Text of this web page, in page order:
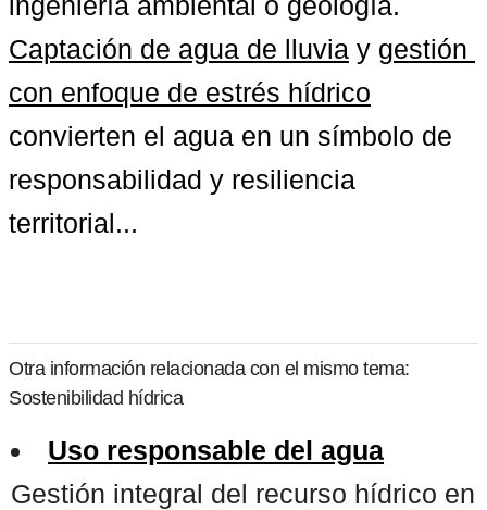
Captación de agua de lluvia y gestión
con enfoque de estrés hídrico
convierten el agua en un símbolo de
responsabilidad y resiliencia
territorial...
Otra información relacionada con el mismo tema:
Sostenibilidad hídrica
Uso responsable del agua
Gestión integral del recurso hídrico en